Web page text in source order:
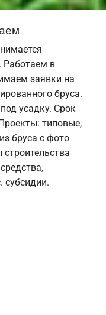
Работаем в
заявки на
бруса.
усадку. Срок
типовые,
бруса с фото
субсидии.